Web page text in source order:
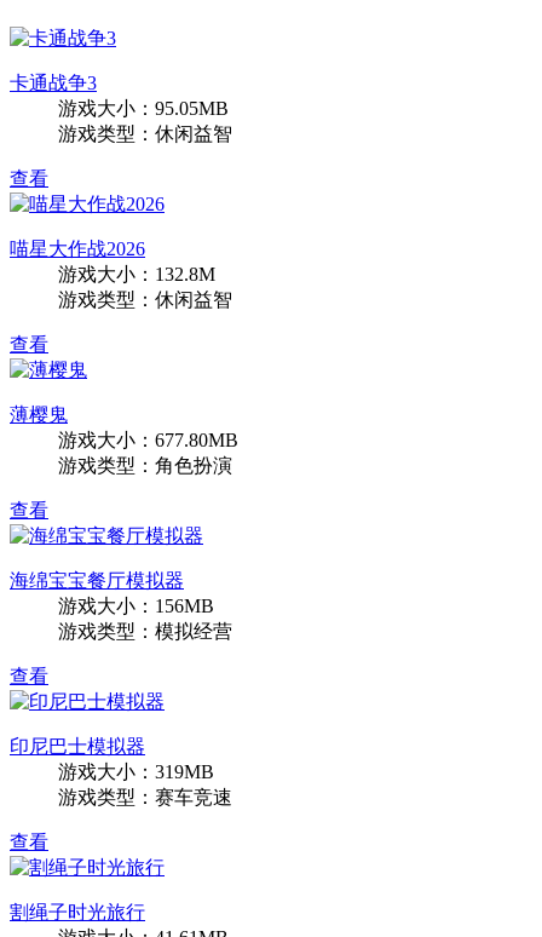
卡通战争3
游戏大小：95.05MB
游戏类型：休闲益智
查看
喵星大作战2026
游戏大小：132.8M
游戏类型：休闲益智
查看
薄樱鬼
游戏大小：677.80MB
游戏类型：角色扮演
查看
海绵宝宝餐厅模拟器
游戏大小：156MB
游戏类型：模拟经营
查看
印尼巴士模拟器
游戏大小：319MB
游戏类型：赛车竞速
查看
割绳子时光旅行